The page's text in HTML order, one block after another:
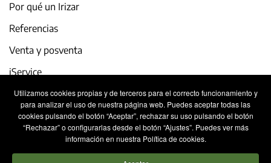
Utilizamos cookies propias y de terceros para el correcto funcionamiento y
para analizar el uso de nuestra página web. Puedes aceptar todas las
cookies pulsando el botón “Aceptar”, rechazar su uso pulsando el botón
“Rechazar” o configurarlas desde el botón “Ajustes”. Puedes ver más
información en nuestra Política de cookies.
Por qué un Irizar
Referencias
Venta y posventa
iService
Actualidad y eventos
Trabaja con nosotros